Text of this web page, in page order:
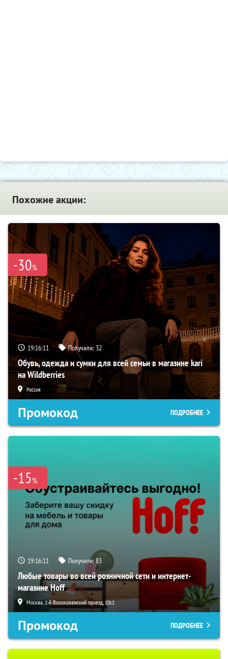
Похожие акции:
-30%
19:16:10 Получили: 32
Обувь, одежда и сумки для всей семьи в магазине kari
на Wildberries
Россия
Промокод ПОДРОБНЕЕ
-15%
19:16:10 Получили:83
Любые товары во всей розничной сети и интернет-
магазине Hoff
Москва, 1-й Волоколамский проезд, 10с1
Промокод ПОДРОБНЕЕ